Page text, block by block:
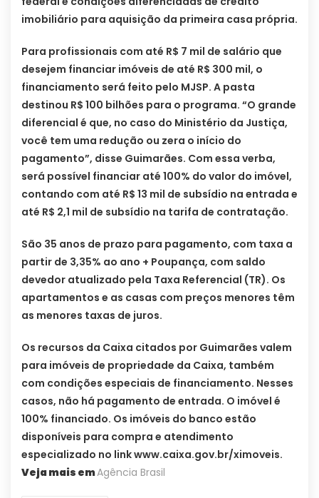
imobiliário para aquisição da primeira casa própria.
Para profissionais com até R$ 7 mil de salário que
desejem financiar imóveis de até R$ 300 mil, o
financiamento será feito pelo MJSP. A pasta
destinou R$ 100 bilhões para o programa. “O grande
diferencial é que, no caso do Ministério da Justiça,
você tem uma redução ou zera o início do
pagamento”, disse Guimarães. Com essa verba,
será possível financiar até 100% do valor do imóvel,
contando com até R$ 13 mil de subsídio na entrada e
até R$ 2,1 mil de subsídio na tarifa de contratação.
São 35 anos de prazo para pagamento, com taxa a
partir de 3,35% ao ano + Poupança, com saldo
devedor atualizado pela Taxa Referencial (TR). Os
apartamentos e as casas com preços menores têm
as menores taxas de juros.
Os recursos da Caixa citados por Guimarães valem
para imóveis de propriedade da Caixa, também
com condições especiais de financiamento. Nesses
casos, não há pagamento de entrada. O imóvel é
100% financiado. Os imóveis do banco estão
disponíveis para compra e atendimento
especializado no link www.caixa.gov.br/ximoveis.
Veja mais emAgência Brasil